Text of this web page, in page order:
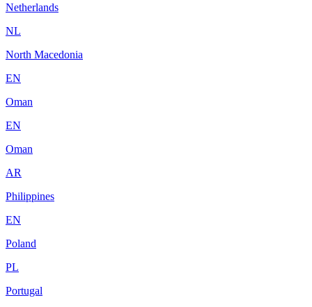
Netherlands
NL
North Macedonia
EN
Oman
EN
Oman
AR
Philippines
EN
Poland
PL
Portugal